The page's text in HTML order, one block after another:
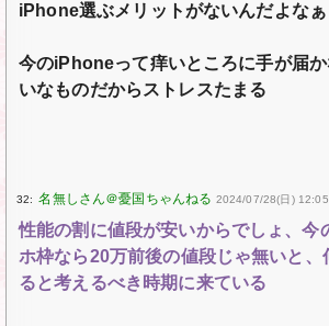
iPhone選ぶメリットがないんだよなぁ
今のiPhoneって痒いところに手が届
いなものだからストレスたまる
32: 2024/07/28(日)
性能の割に値段が安いからでしょ、今
ホ枠なら20万前後の値段じゃ無いと、
ると考えるべき時期に来ている